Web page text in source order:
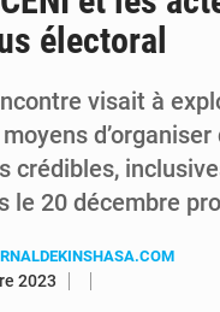
électoral
visait à
d’organiser
crédibles,
le 20 décembre
2023